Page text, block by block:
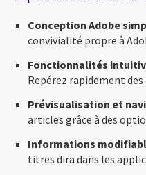
Conception Adobe
convivialité propre à
Fonctionnalités
Repérez rapidement
Prévisualisation et
articles grâce à des
Informations
titres dira dans les